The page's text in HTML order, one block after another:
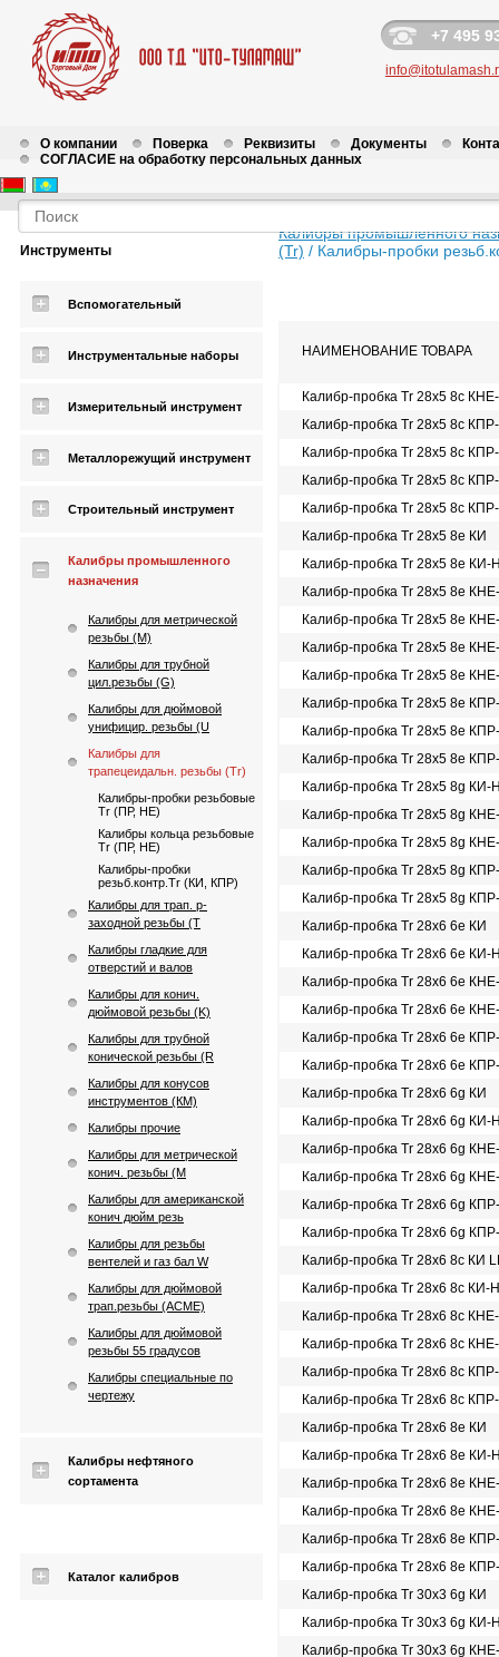
+7 495
О компании Поверка Реквизиты Документы
СОГЛАСИЕ на обработку персональных данных
Инструменты
Вспомогательный
Инструментальные наборы
Измерительный инструмент
Металлорежущий инструмент
Строительный инструмент
Калибры промышленного
назначения
Калибры для метрической
резьбы (М)
Калибры для трубной
цил.резьбы (G)
Калибры для дюймовой
унифицир. резьбы (U
Калибры для
трапецеидальн. резьбы (Tr)
Калибры-пробки резьбовые
Tr (ПР, НЕ)
Калибры кольца резьбовые
Tr (ПР, НЕ)
Калибры-пробки
резьб.контр.Tr (КИ, КПР)
Калибры для трап. p-
заходной резьбы (T
Калибры гладкие для
отверстий и валов
Калибры для конич.
дюймовой резьбы (K)
Калибры для трубной
конической резьбы (R
Калибры для конусов
инструментов (КМ)
Калибры прочие
Калибры для метрической
конич. резьбы (М
Калибры для американской
конич дюйм резь
Калибры для резьбы
вентелей и газ бал W
Калибры для дюймовой
трап.резьбы (АСМЕ)
Калибры для дюймовой
резьбы 55 градусов
Калибры специальные по
чертежу
Калибры нефтяного
сортамента
Каталог калибров
Калибры промышленного
(Tr) / Калибры-пробки
НАИМЕНОВАНИЕ ТОВАРА
Калибр-пробка Tr 28х5 8c
Калибр-пробка Tr 28х5 8c
Калибр-пробка Tr 28х5 8c
Калибр-пробка Tr 28х5 8c
Калибр-пробка Tr 28х5 8c
Калибр-пробка Tr 28х5 8e КИ
Калибр-пробка Tr 28х5 8e КИ-
Калибр-пробка Tr 28х5 8e
Калибр-пробка Tr 28х5 8e
Калибр-пробка Tr 28х5 8e
Калибр-пробка Tr 28х5 8e
Калибр-пробка Tr 28х5 8e
Калибр-пробка Tr 28х5 8e
Калибр-пробка Tr 28х5 8e
Калибр-пробка Tr 28х5 8g КИ-
Калибр-пробка Tr 28х5 8g
Калибр-пробка Tr 28х5 8g
Калибр-пробка Tr 28х5 8g
Калибр-пробка Tr 28х5 8g
Калибр-пробка Tr 28х6 6e КИ
Калибр-пробка Tr 28х6 6e КИ-
Калибр-пробка Tr 28х6 6e
Калибр-пробка Tr 28х6 6e
Калибр-пробка Tr 28х6 6e
Калибр-пробка Tr 28х6 6e
Калибр-пробка Tr 28х6 6g КИ
Калибр-пробка Tr 28х6 6g КИ-
Калибр-пробка Tr 28х6 6g
Калибр-пробка Tr 28х6 6g
Калибр-пробка Tr 28х6 6g
Калибр-пробка Tr 28х6 6g
Калибр-пробка Tr 28х6 8c КИ
Калибр-пробка Tr 28х6 8c КИ-
Калибр-пробка Tr 28х6 8c
Калибр-пробка Tr 28х6 8c
Калибр-пробка Tr 28х6 8c
Калибр-пробка Tr 28х6 8c
Калибр-пробка Tr 28х6 8e КИ
Калибр-пробка Tr 28х6 8e КИ-
Калибр-пробка Tr 28х6 8e
Калибр-пробка Tr 28х6 8e
Калибр-пробка Tr 28х6 8e
Калибр-пробка Tr 28х6 8e
Калибр-пробка Tr 30х3 6g КИ
Калибр-пробка Tr 30х3 6g КИ-
Калибр-пробка Tr 30х3 6g